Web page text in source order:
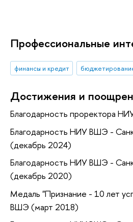
Профессиональные
финансы и кредит
Достижения и
Благодарность проректора
Благодарность НИУ ВШЭ -
(декабрь 2024)
Благодарность НИУ ВШЭ -
(декабрь 2020)
Медаль "Признание - 10 лет
ВШЭ (март 2018)